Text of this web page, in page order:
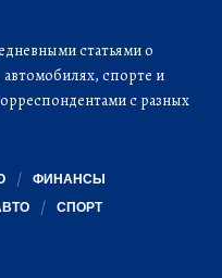
статьями о
спорте и
с разных
ФИНАНСЫ
СПОРТ